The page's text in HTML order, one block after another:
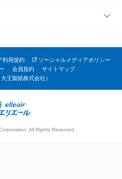
利用規約
ソーシャルメディアポリシー
会員規約
サイトマップ
王製紙株式会社）
All Rights Reserved.